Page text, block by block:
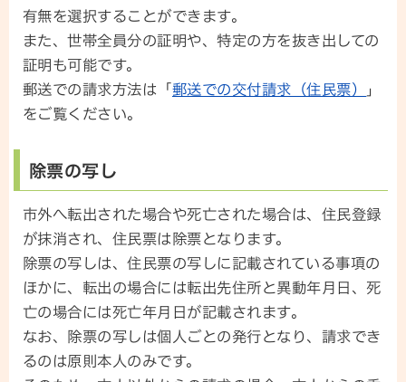
有無を選択することができます。
また、世帯全員分の証明や、特定の方を抜き出しての
証明も可能です。
郵送での請求方法は「 郵送での交付請求（住民票）
」
をご覧ください。
除票の写し
市外へ転出された場合や死亡された場合は、住民登録
が抹消され、住民票は除票となります。
除票の写しは、住民票の写しに記載されている事項の
ほかに、転出の場合には転出先住所と異動年月日、死
亡の場合には死亡年月日が記載されます。
なお、除票の写しは個人ごとの発行となり、請求でき
るのは原則本人のみです。